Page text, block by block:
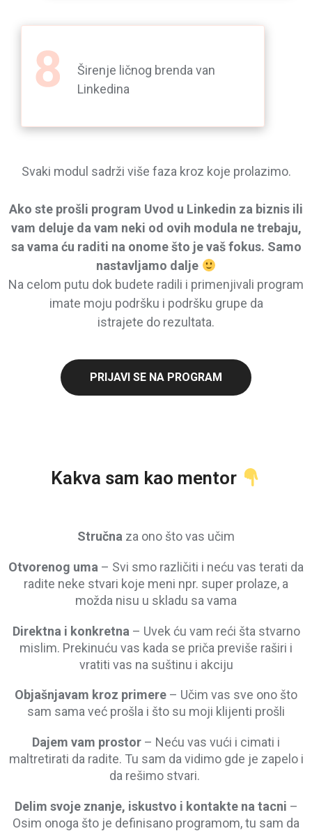
Širenje ličnog brenda van
Linkedina
Svaki modul sadrži više faza kroz koje prolazimo.
Ako ste prošli program Uvod u Linkedin za biznis ili
vam deluje da vam neki od ovih modula ne trebaju,
sa vama ću raditi na onome što je vaš fokus. Samo
nastavljamo dalje
Na celom putu dok budete radili i primenjivali program
imate moju podršku i podršku grupe da
istrajete do rezultata.
PRIJAVI SE NA PROGRAM
Kakva sam kao mentor
Stručna za ono što vas učim
Otvorenog uma – Svi smo različiti i neću vas terati da
radite neke stvari koje meni npr. super prolaze, a
možda nisu u skladu sa vama
Direktna i konkretna – Uvek ću vam reći šta stvarno
mislim. Prekinuću vas kada se priča previše raširi i
vratiti vas na suštinu i akciju
Objašnjavam kroz primere – Učim vas sve ono što
sam sama već prošla i što su moji klijenti prošli
Dajem vam prostor – Neću vas vući i cimati i
maltretirati da radite. Tu sam da vidimo gde je zapelo i
da rešimo stvari.
Delim svoje znanje, iskustvo i kontakte na tacni –
Osim onoga što je definisano programom, tu sam da